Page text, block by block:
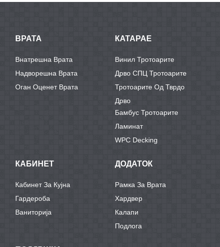
ВРАТА
Внатрешна Врата
Надворешна Врата
Оган Оценет Врата
КАТАРАЕ
Винил Тротоарите
Дрво СПЦ Тротоарите
Тротоарите Од Тврдо
Дрво
Бамбус Тротоарите
Ламинат
WPC Decking
КАБИНЕТ
Кабинет За Кујна
Гардероба
Ваниторија
ДОДАТОК
Рамка За Врата
Хардвер
Калапи
Подлога